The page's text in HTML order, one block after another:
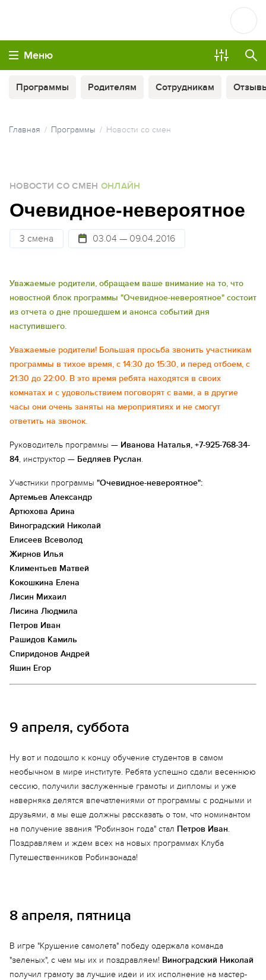
Меню
Программы Родителям Сотрудникам
Главная Программы Новости со смен
НОВОСТИ СО СМЕН ОНЛАЙН
Очевидное-невероятное
3 смена 03.04 — 09.04.2016
Уважаемые родители, обращаем ваше внимание на то, что
новостной блок программы "Очевидное-невероятное" состоит
из отчета о дне прошедшем и анонса событий дня
наступившего.
Уважаемые родители! Большая просьба звонить участникам
программы в тихое время, с 14:30 до 15:30, и перед отбоем, с
21:30 до 22:00. В это время ребята находятся в своих
комнатах и с удовольствием поговорят с вами, а в другие
часы они очень заняты на мероприятиях и не смогут
ответить на звонок.
Руководитель программы — Иванова Наталья, +7-925-768-34-
84, инструктор — Бедляев Руслан.
Участники программы "Очевидное-невероятное":
Артемьев Александр
Артюхова Арина
Виноградский Николай
Елисеев Всеволод
Жирнов Илья
Климентьев Матвей
Кокошкина Елена
Лисин Михаил
Лисина Людмила
Петров Иван
Рашидов Камиль
Спиридонов Андрей
Яшин Егор
9 апреля, суббота
Ну вот и подошло к концу обучение студентов в самом
необычном в мире институте. Ребята успешно сдали весеннюю
сессию, получили заслуженные грамоты и дипломы и уже
наверняка делятся впечатлениями от программы с родными и
друзьями, а мы еще должны рассказать о том, что номинантом
на получение звания "Робинзон года" стал Петров Иван.
Поздравляем и ждем всех на новых программах Клуба
Путешественников Робинзонада!
8 апреля, пятница
В игре "Крушение самолета" победу одержала команда
"зеленых", с чем мы их и поздравляем! Виноградский Николай
получил грамоту за лучшие идеи и их исполнение на мастер-